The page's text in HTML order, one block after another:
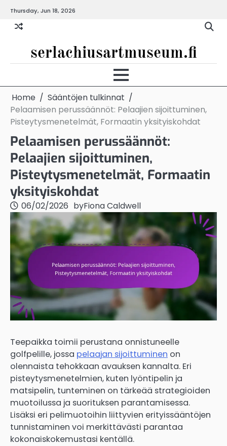
content
Thursday, Jun 18, 2026
serlachiusartmuseum.fi
Home
Sääntöjen tulkinnat
Pelaamisen perussäännöt: Pelaajien sijoittuminen,
Pisteytysmenetelmät, Formaatin yksityiskohdat
Pelaamisen perussäännöt:
Pelaajien sijoittuminen,
Pisteytysmenetelmät, Formaatin
yksityiskohdat
06/02/2026 byFiona Caldwell
Teepaikka toimii perustana onnistuneelle
golfpelille, jossa pelaajan sijoittuminen on
olennaista tehokkaan avauksen kannalta. Eri
pisteytysmenetelmien, kuten lyöntipelin ja
matsipelin, tunteminen on tärkeää strategioiden
muotoilussa ja suorituksen parantamisessa.
Lisäksi eri pelimuotoihin liittyvien erityissääntöjen
tunnistaminen voi merkittävästi parantaa
kokonaiskokemustasi kentällä.